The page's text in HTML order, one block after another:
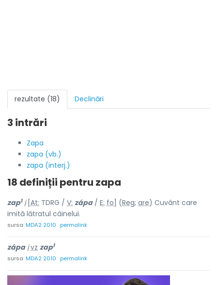
rezultate (18) Declinări
3 intrări
Zapa
zapa (vb.)
zapa (interj.)
18 definiții pentru zapa
zap1 i[ At: TDRG / V: zápa/ E: fo ] (Reg; are) Cuvânt care
imită lătratul câinelui.
sursa:MDA2 2010 permalink
zápa i vz zap1
sursa:MDA2 2010 permalink